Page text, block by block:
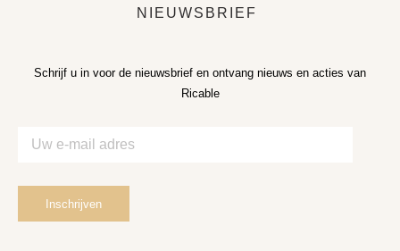
NIEUWSBRIEF
Schrijf u in voor de nieuwsbrief en ontvang nieuws en acties van
Ricable